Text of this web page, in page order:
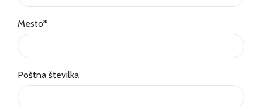
Mesto*
Poštna številka